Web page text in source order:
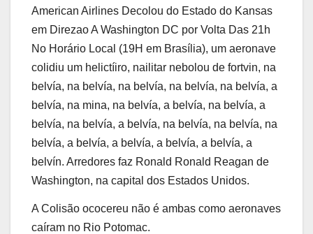
American Airlines Decolou do Estado do Kansas
em Direzao A Washington DC por Volta Das 21h
No Horário Local (19H em Brasília), um aeronave
colidiu um helictíiro, nailitar nebolou de fortvin, na
belvía, na belvía, na belvía, na belvía, na belvía, a
belvía, na mina, na belvía, a belvía, na belvía, a
belvía, na belvía, a belvía, na belvía, na belvía, na
belvía, a belvía, a belvía, a belvía, a belvía, a
belvín. Arredores faz Ronald Ronald Reagan de
Washington, na capital dos Estados Unidos.
A Colisão ococereu não é ambas como aeronaves
caíram no Rio Potomac.